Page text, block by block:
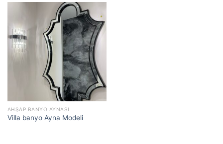
AHŞAP BANYO AYNASI
Villa banyo Ayna Modeli